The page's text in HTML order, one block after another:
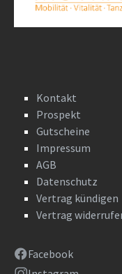
Kontakt
Prospekt
Gutscheine
Impressum
AGB
Datenschutz
Vertrag kündigen
Vertrag
Facebook